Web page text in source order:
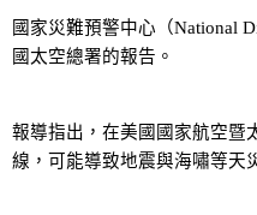
國家災難預警中心（National
國太空總署的報告。
報導指出，在美國國家航空暨
線，可能導致地震與海嘯等天